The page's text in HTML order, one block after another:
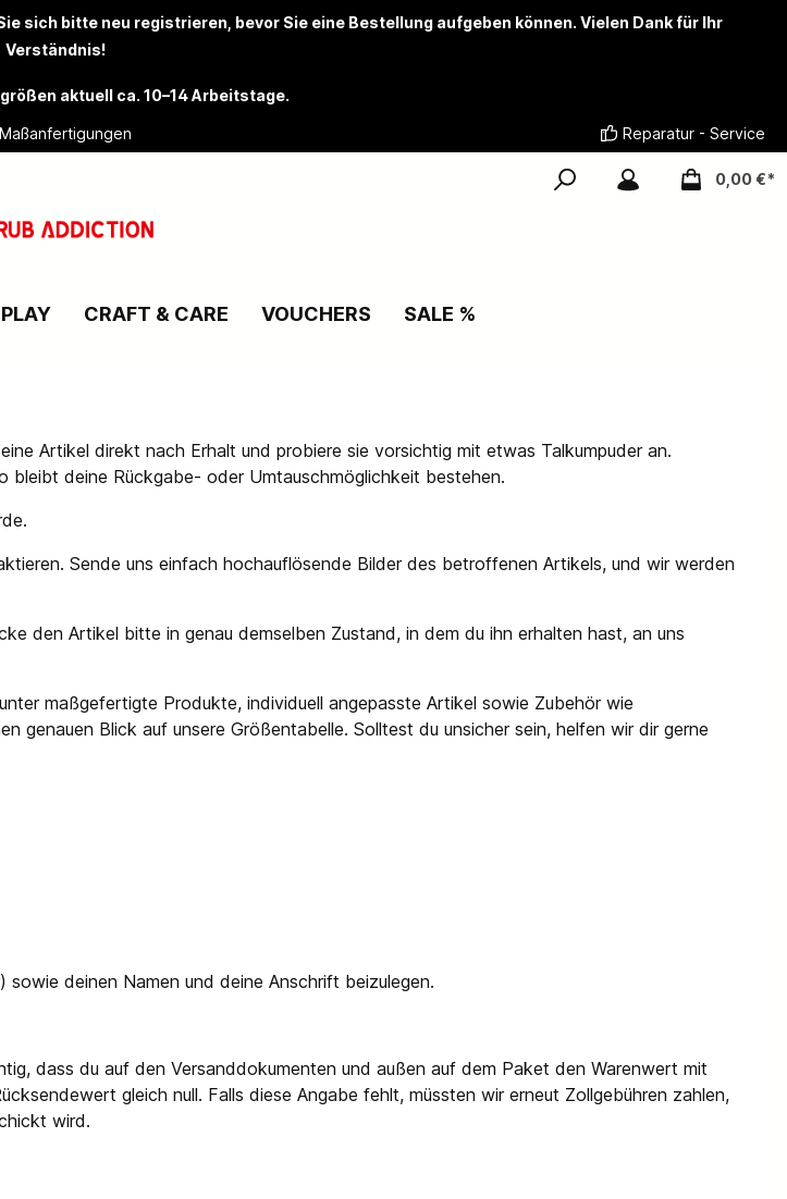
sich bitte neu registrieren , bevor Sie eine Bestellung aufgeben können. Vielen Dank für Ihr
Verständnis!
aktuell ca. 10–14 Arbeitstage.
Maßanfertigungen Reparatur - Service
0,00 €*
PLAY CRAFT & CARE VOUCHERS SALE %
Artikel direkt nach Erhalt und probiere sie vorsichtig mit etwas Talkumpuder an.
deine Rückgabe- oder Umtauschmöglichkeit bestehen.
Sende uns einfach hochauflösende Bilder des betroffenen Artikels, und wir werden
den Artikel bitte in genau demselben Zustand, in dem du ihn erhalten hast, an uns
maßgefertigte Produkte, individuell angepasste Artikel sowie Zubehör wie
genauen Blick auf unsere Größentabelle. Solltest du unsicher sein, helfen wir dir gerne
deinen Namen und deine Anschrift beizulegen.
dass du auf den Versanddokumenten und außen auf dem Paket den Warenwert mit
gleich null. Falls diese Angabe fehlt, müssten wir erneut Zollgebühren zahlen,
wird.